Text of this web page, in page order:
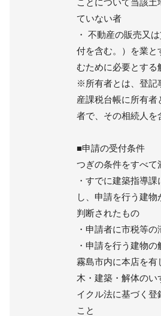
ていない者
・ 不動産の販売又
付を含む。）を業と
むために必要とする
※所有者とは、登記
産課税台帳に所有者
者で、その相続人を
■申請の受付条件
つぎの条件をすべて
・すでに建築指導
し、申請を行う建物
判断されたもの
・申請者に市税等の
・申請を行う建物
霧島市内に本店を有
木・建築・解体のい
イクル法に基づく登
こと